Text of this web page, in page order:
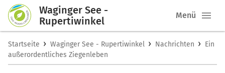
Waginger See -
Rupertiwinkel
Menü
Startseite › Waginger See - Rupertiwinkel › Nachrichten › Ein
außerordentliches Ziegenleben